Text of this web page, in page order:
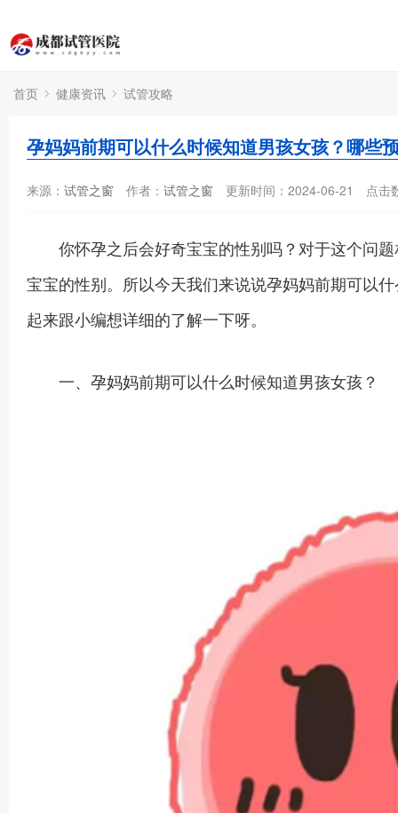
首页 健康资讯 试管攻略
孕妈妈前期可以什么时候知道男孩女孩？哪些
来源： 试管之窗 作者： 试管之窗 更新时间：2024-06-21 点击
你怀孕之后会好奇宝宝的性别吗？对于这个问题
宝宝的性别。所以今天我们来说说孕妈妈前期可以
起来跟小编想详细的了解一下呀。
一、孕妈妈前期可以什么时候知道男孩女孩？